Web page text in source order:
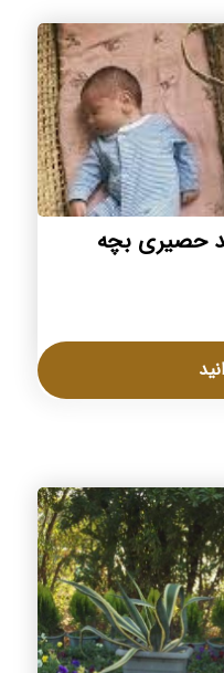
حصیری بچه